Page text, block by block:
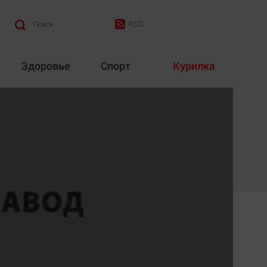
Поиск RSS
Здоровье Спорт Курилка